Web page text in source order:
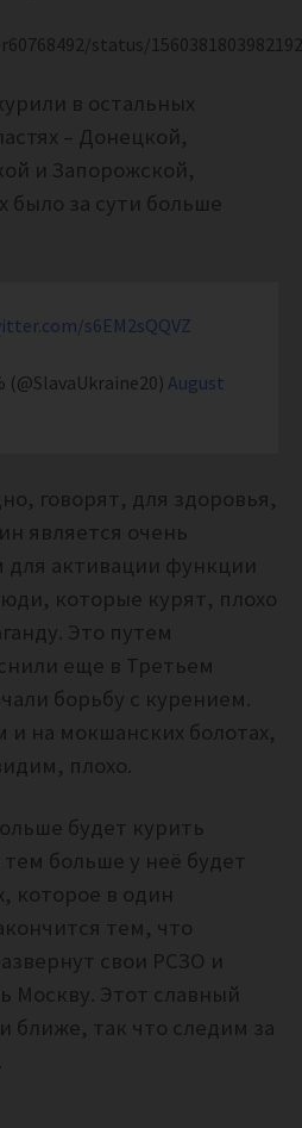
status/
в остальных
– Донецкой,
и Запорожской,
было за сути больше
s6EM2sQQVZ
(@SlavaUkraine20) August
говорят, для здоровья,
является очень
активации функции
которые курят, плохо
Это путем
еще в Третьем
борьбу с курением.
на мокшанских болотах,
плохо.
будет курить
больше у неё будет
которое в один
тем, что
свои РСЗО и
Москву. Этот славный
ближе, так что следим за